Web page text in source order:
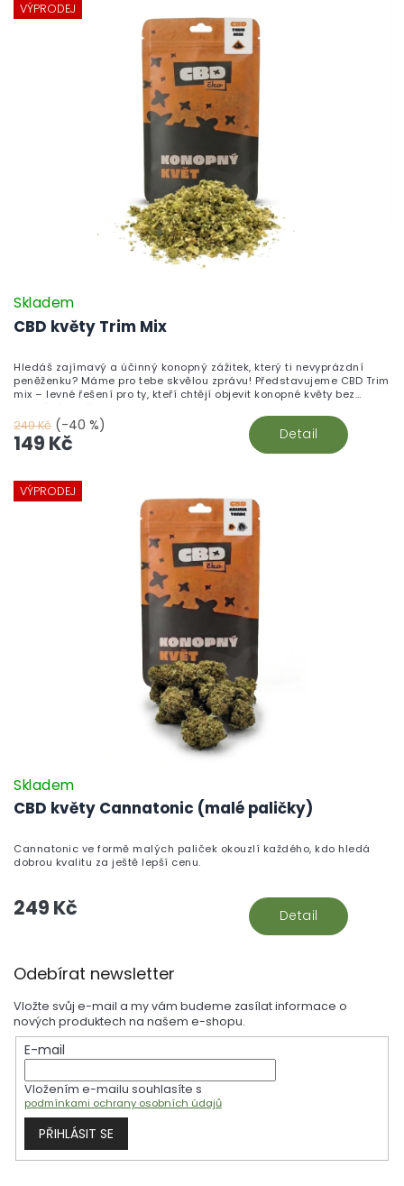
VÝPRODEJ
CBD květy Trim Mix
Skladem
249 Kč (-40 %)
149 Kč Detail
Hledáš zajímavý a účinný konopný zážitek, který ti nevyprázdní
peněženku? Máme pro tebe skvělou zprávu! Představujeme CBD Trim
mix – levné řešení pro ty, kteří chtějí objevit konopné květy bez
zbytečného přepychu.
VÝPRODEJ
CBD květy Cannatonic (malé paličky)
Skladem
249 Kč Detail
Cannatonic ve formě malých paliček okouzlí každého, kdo hledá
dobrou kvalitu za ještě lepší cenu.
Odebírat newsletter
Vložte svůj e-mail a my vám budeme zasílat informace o
nových produktech na našem e-shopu.
E-mail
Vložením e-mailu souhlasíte s
podmínkami ochrany osobních údajů
PŘIHLÁSIT SE